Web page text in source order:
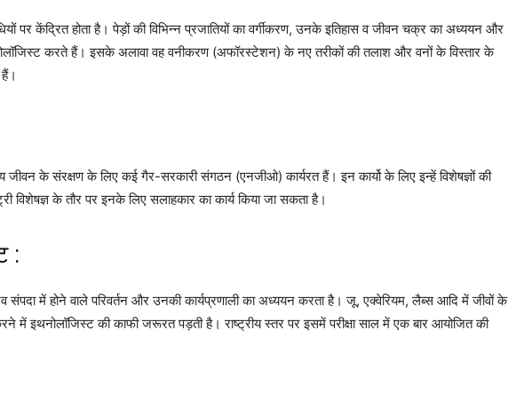
पर केंद्रित होता है। पेड़ों की विभिन्न प्रजातियों का वर्गीकरण, उनके इतिहास व जीवन चक्र का अध्ययन और
करते हैं। इसके अलावा वह वनीकरण (अफॉरस्टेशन) के नए तरीकों की तलाश और वनों के विस्तार के
के संरक्षण के लिए कई गैर-सरकारी संगठन (एनजीओ) कार्यरत हैं। इन कार्यो के लिए इन्हें विशेषज्ञों की
विशेषज्ञ के तौर पर इनके लिए सलाहकार का कार्य किया जा सकता है।
:
संपदा में होने वाले परिवर्तन और उनकी कार्यप्रणाली का अध्ययन करता है। जू, एक्वेरियम, लैब्स आदि में जीवों के
में इथनोलॉजिस्ट की काफी जरूरत पड़ती है। राष्ट्रीय स्तर पर इसमें परीक्षा साल में एक बार आयोजित की